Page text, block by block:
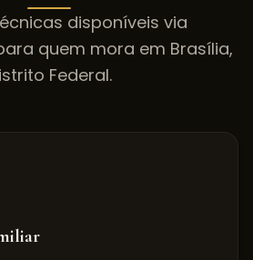
disponíveis via
quem mora em Brasília,
Federal.